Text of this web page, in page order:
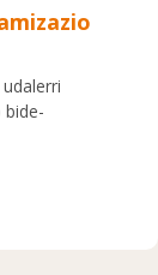
bide-